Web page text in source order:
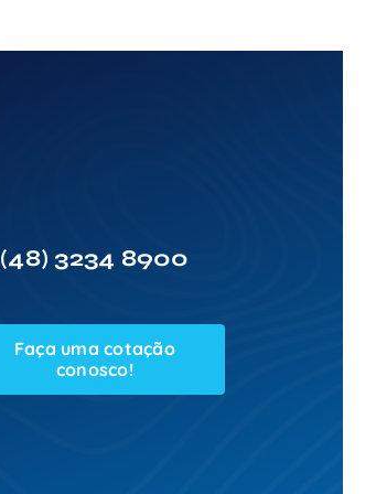
(48)3234 8900
Faça uma cotação
conosco!